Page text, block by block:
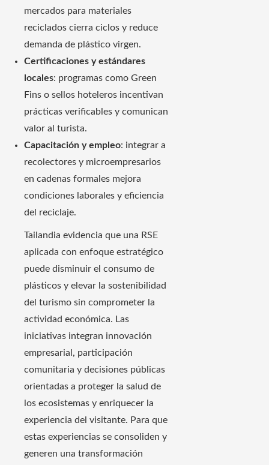
mercados para materiales
reciclados cierra ciclos y reduce
demanda de plástico virgen.
Certificaciones y estándares
locales: programas como Green
Fins o sellos hoteleros incentivan
prácticas verificables y comunican
valor al turista.
Capacitación y empleo: integrar a
recolectores y microempresarios
en cadenas formales mejora
condiciones laborales y eficiencia
del reciclaje.
Tailandia evidencia que una RSE
aplicada con enfoque estratégico
puede disminuir el consumo de
plásticos y elevar la sostenibilidad
del turismo sin comprometer la
actividad económica. Las
iniciativas integran innovación
empresarial, participación
comunitaria y decisiones públicas
orientadas a proteger la salud de
los ecosistemas y enriquecer la
experiencia del visitante. Para que
estas experiencias se consoliden y
generen una transformación